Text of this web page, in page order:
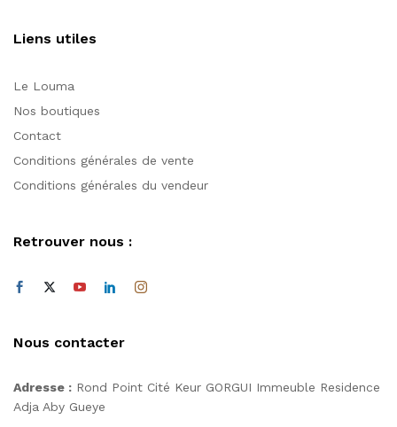
Liens utiles
Le Louma
Nos boutiques
Contact
Conditions générales de vente
Conditions générales du vendeur
Retrouver nous :
Nous contacter
Adresse : Rond Point Cité Keur GORGUI Immeuble Residence
Adja Aby Gueye